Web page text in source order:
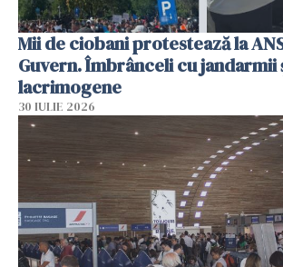
Mii de ciobani protestează la
Guvern. Îmbrânceli cu jandarmii
lacrimogene
30 IULIE 2026